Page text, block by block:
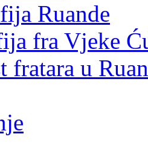
Ruande
fra Vjeke
fratara u